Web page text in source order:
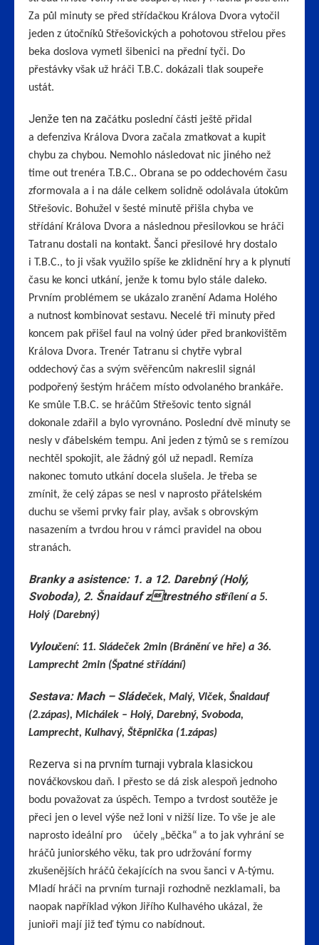
Za půl minuty se před střídačkou Králova Dvora vytočil
jeden z útočníků Střešovických a pohotovou střelou přes
beka doslova vymetl šibenici na přední tyči. Do
přestávky však už hráči T.B.C. dokázali tlak soupeře
ustát.
Jenže ten na začátku poslední části ještě přidal
a defenziva Králova Dvora začala zmatkovat a kupit
chybu za chybou. Nemohlo následovat nic jiného než
time out trenéra T.B.C.. Obrana se po oddechovém času
zformovala a i na dále celkem solidně odolávala útokům
Střešovic. Bohužel v šesté minutě přišla chyba ve
střídání Králova Dvora a následnou přesilovkou se hráči
Tatranu dostali na kontakt. Šanci přesilové hry dostalo
i T.B.C., to ji však využilo spíše ke zklidnění hry a k plynutí
času ke konci utkání, jenže k tomu bylo stále daleko.
Prvním problémem se ukázalo zranění Adama Holého
a nutnost kombinovat sestavu. Necelé tři minuty před
koncem pak přišel faul na volný úder před brankovištěm
Králova Dvora. Trenér Tatranu si chytře vybral
oddechový čas a svým svěřencům nakreslil signál
podpořený šestým hráčem místo odvolaného brankáře.
Ke smůle T.B.C. se hráčům Střešovic tento signál
dokonale zdařil a bylo vyrovnáno. Poslední dvě minuty se
nesly v ďábelském tempu. Ani jeden z týmů se s remízou
nechtěl spokojit, ale žádný gól už nepadl. Remíza
nakonec tomuto utkání docela slušela. Je třeba se
zmínit, že celý zápas se nesl v naprosto přátelském
duchu se všemi prvky fair play, avšak s obrovským
nasazením a tvrdou hrou v rámci pravidel na obou
stranách.
Branky a asistence: 1. a 12. Darebný (Holý,
Svoboda), 2. Šnaidauf ztrestného střílení a 5.
Holý (Darebný)
Vyloučení: 11. Sládeček 2min (Bránění ve hře) a 36.
Lamprecht 2min (Špatné střídání)
Sestava: Mach – Sládeček, Malý, Vlček, Šnaidauf
(2.zápas), Michálek – Holý, Darebný, Svoboda,
Lamprecht, Kulhavý, Štěpnička (1.zápas)
Rezerva si na prvním turnaji vybrala klasickou
nováčkovskou daň. I přesto se dá zisk alespoň jednoho
bodu považovat za úspěch. Tempo a tvrdost soutěže je
přeci jen o level výše než loni v nižší lize. To vše je ale
naprosto ideální pro účely „běčka“ a to jak vyhrání se
hráčů juniorského věku, tak pro udržování formy
zkušenějších hráčů čekajících na svou šanci v A-týmu.
Mladí hráči na prvním turnaji rozhodně nezklamali, ba
naopak například výkon Jiřího Kulhavého ukázal, že
junioři mají již teď týmu co nabídnout.